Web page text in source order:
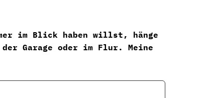
im Blick haben willst, hänge
Garage oder im Flur. Meine